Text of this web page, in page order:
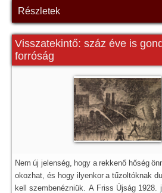
tűzoltó motorosok képviselői a
szolgálatteljesítés közben elhunyt
Részletek
Visszatekintő: száz éve is
forróság
Nem új jelenség, hogy a rekkenő hőség
okozhat, és hogy ilyenkor a tűzoltóknak
kell szembenézniük. A Friss Újság 1928.